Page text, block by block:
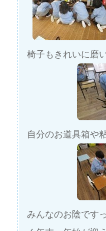
椅子もきれいに磨
自分のお道具箱や
みんなのお陰です